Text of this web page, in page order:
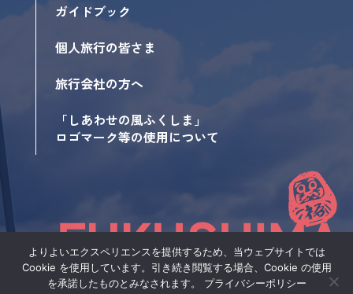
ガイドブック
個人旅行の皆さま
旅行会社の方へ
「しあわせの風ふくしま」
ロゴマーク等の使用について
サイトポリシー
よりよいエクスペリエンスを提供するため、当ウェブサイトでは
Cookie を使用しています。引き続き閲覧する場合、Cookie の使用
を承諾したものとみなされます。 プライバシーポリシー